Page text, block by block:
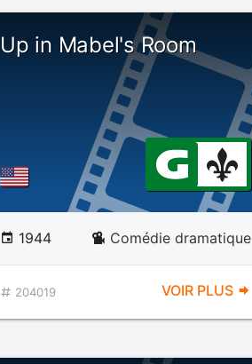
Up in Mabel's Room
1944 Comédie dramatique
204019 VOIR PLUS